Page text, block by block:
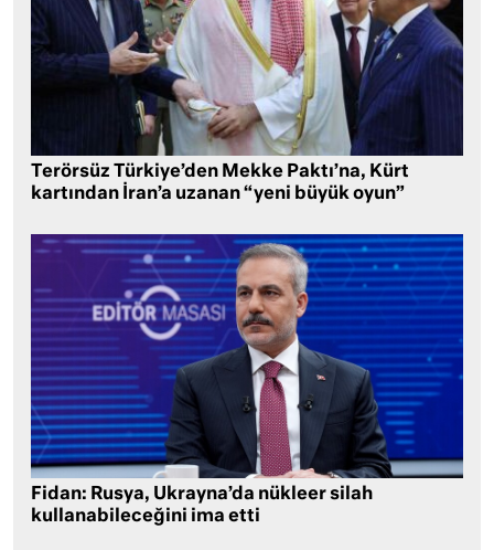
Terörsüz Türkiye’den Mekke Paktı’na, Kürt
kartından İran’a uzanan “yeni büyük oyun”
Fidan: Rusya, Ukrayna’da nükleer silah
kullanabileceğini ima etti